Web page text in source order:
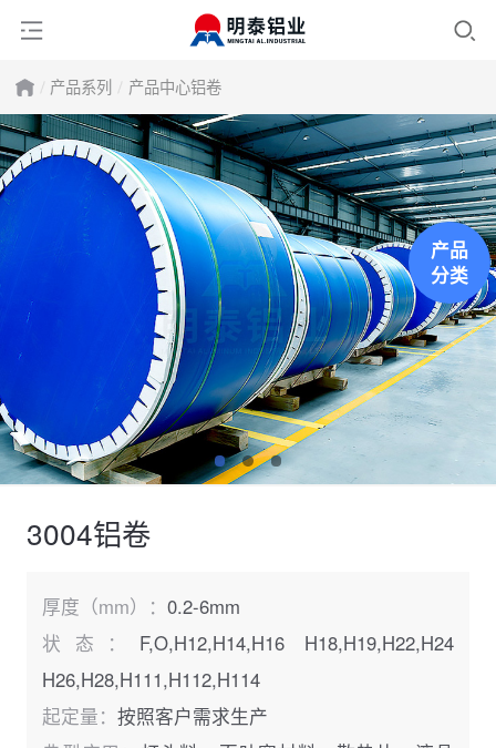
产品系列 产品中心铝卷
产品
分类
3004铝卷
厚度（mm）：0.2-6mm
状态： F,O,H12,H14,H16 H18,H19,H22,H24
H26,H28,H111,H112,H114
起定量：按照客户需求生产